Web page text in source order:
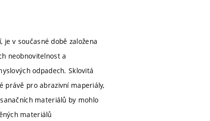
v současné době založena
neobnovitelnost a
odpadech. Sklovitá
právě pro abrazivní maperiály,
materiálů by mohlo
materiálů